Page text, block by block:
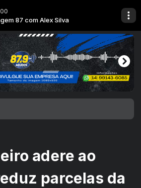
87 com Alex Silva
- Flores com Bia Ipsen
adere ao
parcelas da